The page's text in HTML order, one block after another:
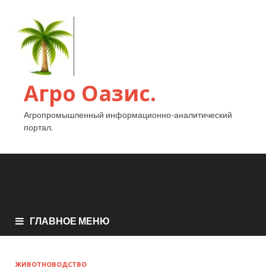
Агро Оазис.
Агропромышленный информационно-аналитический
портал.
ГЛАВНОЕ МЕНЮ
ЖИВОТНОВОДСТВО